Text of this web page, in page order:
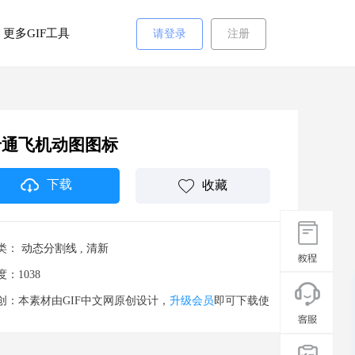
更多GIF工具 请登录 注册
飞机动图图标
下载 收藏
： 动态分割线 , 清新
：1038
：本素材由GIF中文网原创设计， 升级会员即可下载使